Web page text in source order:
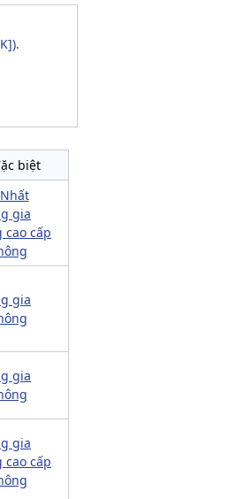
biệt
gia
cao cấp
gia
gia
gia
cao cấp